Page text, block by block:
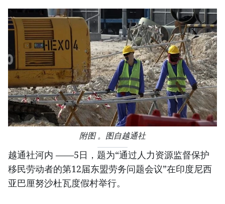
附图 。图自越通社
越通社河内 ——5日，题为“通过人力资源监督保护
移民劳动者的第12届东盟劳务问题会议”在印度尼西
亚巴厘努沙杜瓦度假村举行。